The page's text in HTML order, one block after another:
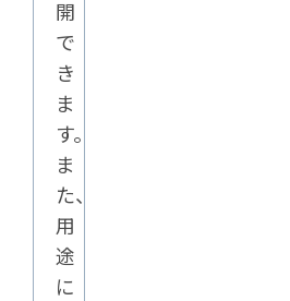
開
で
き
ま
す。
ま
た、
用
途
に